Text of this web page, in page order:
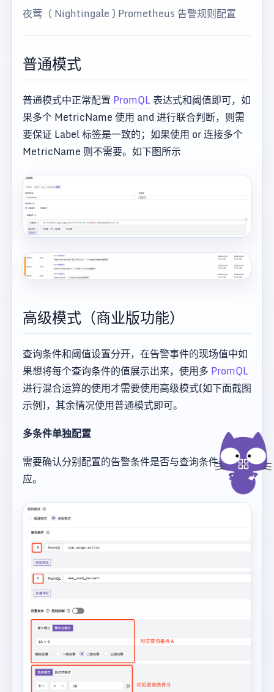
夜莺（ Nightingale ) Prometheus 告警规则配置
普通模式
普通模式中正常配置PromQL表达式和阈值即可，如
果多个 MetricName 使用 and 进行联合判断，则需
要保证 Label 标签是一致的；如果使用 or 连接多个
MetricName 则不需要。如下图所示
高级模式（商业版功能）
查询条件和阈值设置分开，在告警事件的现场值中如
果想将每个查询条件的值展示出来，使用多 PromQL
进行混合运算的使用才需要使用高级模式(如下面截图
示例)，其余情况使用普通模式即可。
多条件单独配置
需要确认分别配置的告警条件是否与查询条件一一对
应。